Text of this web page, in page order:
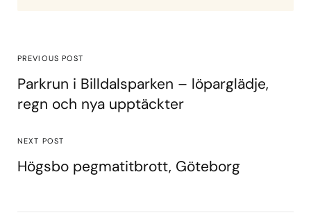
PREVIOUS POST
Parkrun i Billdalsparken – löparglädje,
regn och nya upptäckter
NEXT POST
Högsbo pegmatitbrott, Göteborg